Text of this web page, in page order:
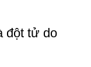
đột tử do